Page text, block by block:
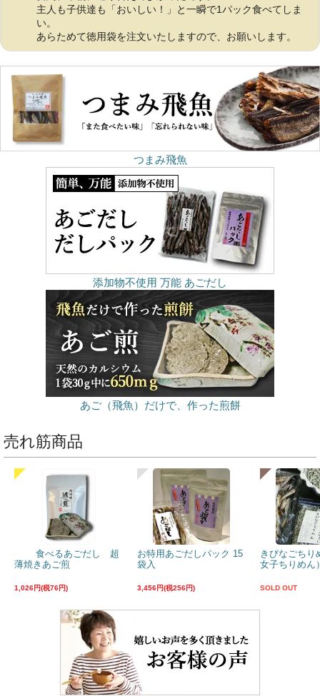
主人も子供達も「おいしい！」と一瞬で1パック食べてしま
い。
あらためて徳用袋を注文いたしますので、お願いします。
つまみ飛魚
添加物不使用 万能 あごだし
あご（飛魚）だけで、作った煎餅
売れ筋商品
食べるあごだし 超
薄焼きあご煎
1,026円(税76円)
お特用あごだしパック 15
袋入
3,456円(税256円)
きびなごちり
女子ちりめん
SOLD OUT